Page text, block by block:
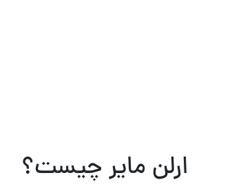
ارلن مایر چیست؟